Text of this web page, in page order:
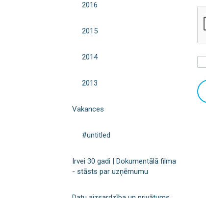
2016
2015
2014
2013
Vakances
#untitled
Irvei 30 gadi | Dokumentālā filma
- stāsts par uzņēmumu